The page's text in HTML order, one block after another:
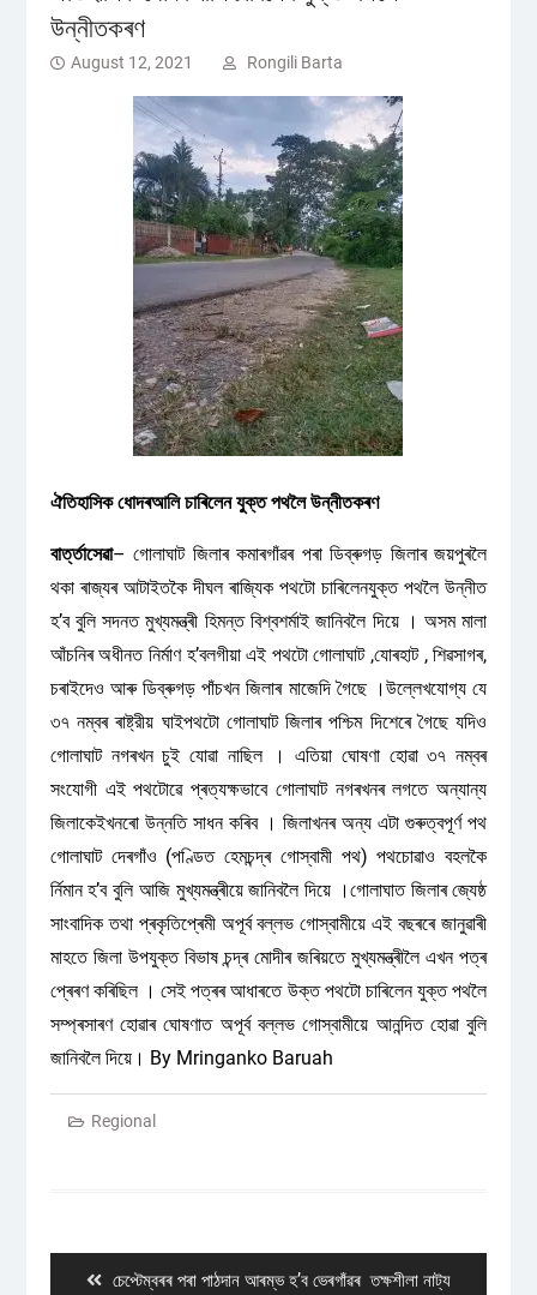
উন্নীতকৰণ
August 12, 2021 Rongili Barta
ঐতিহাসিক ধোদৰআলি চাৰিলেন যুক্ত পথলৈ উন্নীতকৰণ
বাৰ্ত্তাসেৱা– গোলাঘাট জিলাৰ কমাৰগাঁৱৰ পৰা ডিব্ৰুগড় জিলাৰ জয়পুৰলৈ
থকা ৰাজ্যৰ আটাইতকৈ দীঘল ৰাজ্যিক পথটো চাৰিলেনযুক্ত পথলৈ উন্নীত
হ’ব বুলি সদনত মুখ্যমন্ত্ৰী হিমন্ত বিশ্বশৰ্মাই জানিবলৈ দিয়ে । অসম মালা
আঁচনিৰ অধীনত নিৰ্মাণ হ’বলগীয়া এই পথটো গোলাঘাট ,যোৰহাট , শিৱসাগৰ,
চৰাইদেও আৰু ডিব্ৰুগড় পাঁচখন জিলাৰ মাজেদি গৈছে ।উল্লেখযোগ্য যে
৩৭ নম্বৰ ৰাষ্ট্রীয় ঘাইপথটো গোলাঘাট জিলাৰ পশ্চিম দিশেৰে গৈছে যদিও
গোলাঘাট নগৰখন চুই যোৱা নাছিল । এতিয়া ঘোষণা হোৱা ৩৭ নম্বৰ
সংযোগী এই পথটোৱে প্ৰত্যক্ষভাবে গোলাঘাট নগৰখনৰ লগতে অন্যান্য
জিলাকেইখনৰো উন্নতি সাধন কৰিব । জিলাখনৰ অন্য এটা গুৰুত্বপূৰ্ণ পথ
গোলাঘাট দেৰগাঁও (পণ্ডিত হেমচন্দ্ৰ গোস্বামী পথ) পথচোৱাও বহলকৈ
ৰ্নিমান হ’ব বুলি আজি মুখ্যমন্ত্ৰীয়ে জানিবলৈ দিয়ে ।গোলাঘাত জিলাৰ জ্যেষ্ঠ
সাংবাদিক তথা প্ৰকৃতিপ্ৰেমী অপূৰ্ব বল্লভ গোস্বামীয়ে এই বছৰৰে জানুৱাৰী
মাহতে জিলা উপযুক্ত বিভাষ চন্দ্ৰ মোদীৰ জৰিয়তে মুখ্যমন্ত্ৰীলৈ এখন পত্ৰ
প্ৰেৰণ কৰিছিল । সেই পত্ৰৰ আধাৰতে উক্ত পথটো চাৰিলেন যুক্ত পথলৈ
সম্প্ৰসাৰণ হোৱাৰ ঘোষণাত অপূৰ্ব বল্লভ গোস্বামীয়ে আনন্দিত হোৱা বুলি
জানিবলৈ দিয়ে। By Mringanko Baruah
Regional
Previous
চেপ্টেম্বৰৰ পৰা পাঠদান আৰম্ভ হ’ব ভেৰগাঁৱৰ তক্ষশীলা নাট্য